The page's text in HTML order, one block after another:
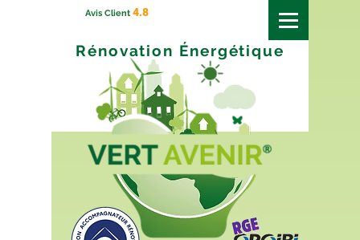
Avis Client 4.8
Rénovation Énergétique